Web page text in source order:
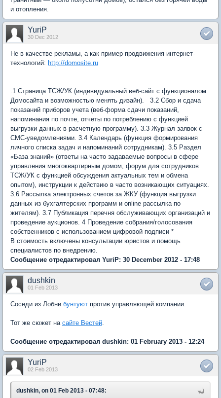
и отопления.
YuriP
30 Dec 2012
Не в качестве рекламы, а как пример продвижения интернет-
технологий: http://domosite.ru
.1 Страница ТСЖ/УК (индивидуальный веб-сайт с функционалом
Домосайта и возможностью менять дизайн). 3.2 Сбор и сдача
показаний приборов учета (веб-форма сдачи показаний,
напоминания по почте, отчеты по потреблению с функцией
выгрузки данных в расчетную программу). 3.3 Журнал заявок с
СМС-уведомлениями. 3.4 Календарь (функция формирования
личного списка задач и напоминаний сотрудникам). 3.5 Раздел
«База знаний» (ответы на часто задаваемые вопросы в сфере
управления многоквартирным домом, форум для сотрудников
ТСЖ/УК с функцией обсуждения актуальных тем и обмена
опытом), инструкции к действию в часто возникающих ситуациях.
3.6 Рассылка электронных счетов за ЖКУ (функция выгрузки
данных из бухгалтерских программ и online рассылка по
жителям). 3.7 Публикация перечня обслуживающих организаций и
проведение аукционов. 4 Проведение собрания/голосования
собственников с использованием цифровой подписи *
В стоимость включены консультации юристов и помощь
специалистов по внедрению.
Сообщение отредактировал YuriP: 30 December 2012 - 17:48
dushkin
01 Feb 2013
Соседи из Лобни бунтуют против управляющей компании.
Тот же сюжет на сайте Вестей.
Сообщение отредактировал dushkin: 01 February 2013 - 12:24
YuriP
02 Feb 2013
dushkin, on 01 Feb 2013 - 07:48: